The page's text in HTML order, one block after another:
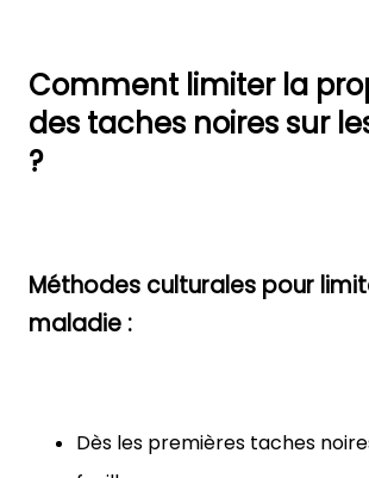
Comment limiter la
des taches noires sur
?
Méthodes culturales pour
maladie :
Dès les premières taches